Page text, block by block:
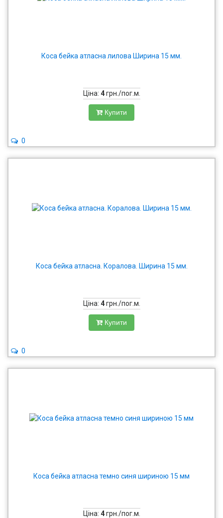
Коса бейка атласна лилова Ширина 15 мм.
Ціна: 4грн./пог.м.
Купити
0
Коса бейка атласна. Коралова. Ширина 15 мм.
Ціна: 4грн./пог.м.
Купити
0
Коса бейка атласна темно синя шириною 15 мм
Ціна: 4грн./пог.м.